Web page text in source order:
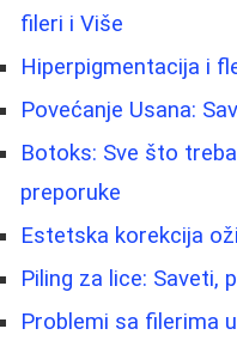
fileri i Više
Hiperpigmentacija i
Povećanje Usana:
Botoks: Sve što
preporuke
Estetska korekcija
Piling za lice: Saveti,
Problemi sa filerima